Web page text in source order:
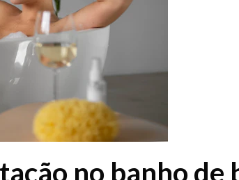
no banho de